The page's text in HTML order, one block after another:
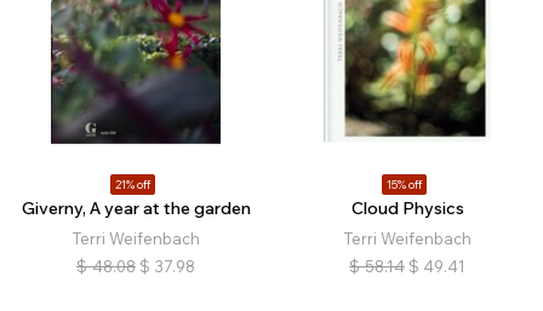
21% off
Giverny, A year at the garden
Terri Weifenbach
$ 48.08 $ 37.98
15% off
Cloud Physics
Terri Weifenbach
$ 58.14 $ 49.41